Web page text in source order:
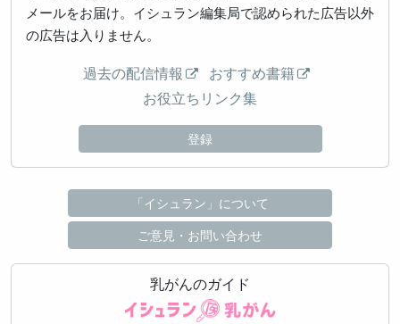
メールをお届け。イシュラン編集局で認められた広告以外
の広告は入りません。
過去の配信情報
おすすめ書籍
お役立ちリンク集
登録
「イシュラン」について
ご意見・お問い合わせ
乳がんのガイド